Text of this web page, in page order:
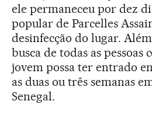
ele permaneceu por dez
popular de Parcelles
desinfecção do lugar.
busca de todas as pessoas
jovem possa ter entrado
as duas ou três semanas
Senegal.